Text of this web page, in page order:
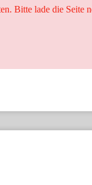
Bitte lade die Seite